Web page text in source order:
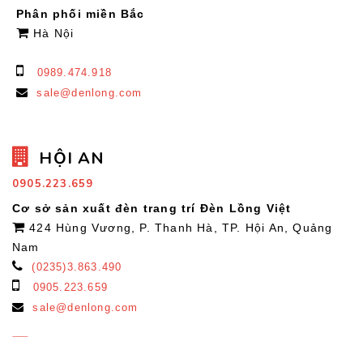
Phân phối miền Bắc
Hà Nội
0989.474.918
sale@denlong.com
HỘI AN
0905.223.659
Cơ sở sản xuất đèn trang trí Đèn Lồng Việt
424 Hùng Vương, P. Thanh Hà, TP. Hội An, Quảng
Nam
(0235)3.863.490
0905.223.659
sale@denlong.com